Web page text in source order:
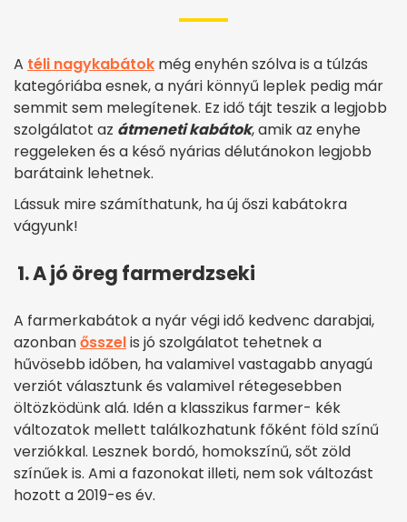
A téli nagykabátok még enyhén szólva is a túlzás
kategóriába esnek, a nyári könnyű leplek pedig már
semmit sem melegítenek. Ez idő tájt teszik a legjobb
szolgálatot az átmeneti kabátok, amik az enyhe
reggeleken és a késő nyárias délutánokon legjobb
barátaink lehetnek.
Lássuk mire számíthatunk, ha új őszi kabátokra
vágyunk!
1. A jó öreg farmerdzseki
A farmerkabátok a nyár végi idő kedvenc darabjai,
azonbanősszelis jó szolgálatot tehetnek a
hűvösebb időben, ha valamivel vastagabb anyagú
verziót választunk és valamivel rétegesebben
öltözködünk alá. Idén a klasszikus farmer- kék
változatok mellett találkozhatunk főként föld színű
verziókkal. Lesznek bordó, homokszínű, sőt zöld
színűek is. Ami a fazonokat illeti, nem sok változást
hozott a 2019-es év.